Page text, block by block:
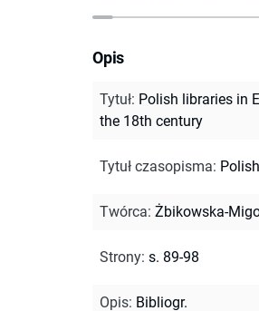
Opis
Tytuł: Polish libraries in
the 18th century
Tytuł czasopisma:
Twórca: Żbikowska-
Strony: s. 89-98
Opis: Bibliogr.